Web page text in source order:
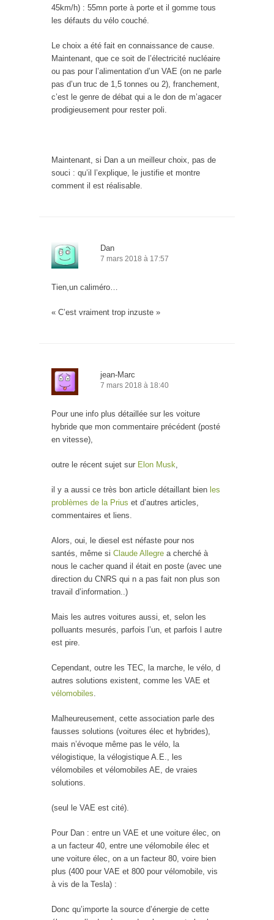
45km/h) : 55mn porte à porte et il gomme tous
les défauts du vélo couché.
Le choix a été fait en connaissance de cause.
Maintenant, que ce soit de l’électricité nucléaire
ou pas pour l’alimentation d’un VAE (on ne parle
pas d’un truc de 1,5 tonnes ou 2), franchement,
c’est le genre de débat qui a le don de m’agacer
prodigieusement pour rester poli.
Maintenant, si Dan a un meilleur choix, pas de
souci : qu’il l’explique, le justifie et montre
comment il est réalisable.
Dan
7 mars 2018 à 17:57
Tien,un caliméro…
« C’est vraiment trop inzuste »
jean-Marc
7 mars 2018 à 18:40
Pour une info plus détaillée sur les voiture
hybride que mon commentaire précédent (posté
en vitesse),
outre le récent sujet sur Elon Musk
il y a aussi ce très bon article détaillant bien les
problèmes de la Prius et d’autres articles,
commentaires et liens.
Alors, oui, le diesel est néfaste pour nos
santés, même si Claude Allegre a cherché à
nous le cacher quand il était en poste (avec une
direction du CNRS qui n a pas fait non plus son
travail d’information..)
Mais les autres voitures aussi, et, selon les
polluants mesurés, parfois l’un, et parfois l autre
est pire.
Cependant, outre les TEC, la marche, le vélo, d
autres solutions existent, comme les VAE et
vélomobiles
Malheureusement, cette association parle des
fausses solutions (voitures élec et hybrides),
mais n’évoque même pas le vélo, la
vélogistique, la vélogistique A.E., les
vélomobiles et vélomobiles AE, de vraies
solutions.
(seul le VAE est cité).
Pour Dan : entre un VAE et une voiture élec, on
a un facteur 40, entre une vélomobile élec et
une voiture élec, on a un facteur 80, voire bien
plus (400 pour VAE et 800 pour vélomobile, vis
à vis de la Tesla) :
Donc qu’importe la source d’énergie de cette